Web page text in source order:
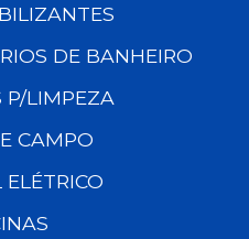
DE BANHEIRO
LIMPEZA
CAMPO